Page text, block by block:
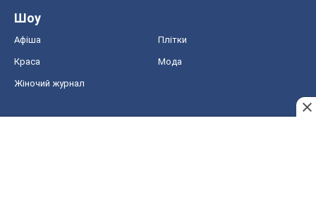
Шоу
Афіша Плітки
Краса Мода
Жіночий журнал